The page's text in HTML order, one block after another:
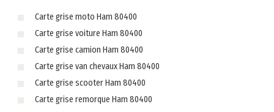
Carte grise moto Ham 80400
Carte grise voiture Ham 80400
Carte grise camion Ham 80400
Carte grise van chevaux Ham 80400
Carte grise scooter Ham 80400
Carte grise remorque Ham 80400